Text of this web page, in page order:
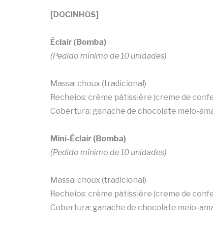
[DOCINHOS]
Éclair (Bomba)
(Pedido mínimo de 10 unidades)
Massa: choux (tradicional)
Recheios: crème pâtissière (creme de
Cobertura: ganache de chocolate meio-
Mini-Éclair (Bomba)
(Pedido mínimo de 10 unidades)
Massa: choux (tradicional)
Recheios: crème pâtissière (creme de
Cobertura: ganache de chocolate meio-